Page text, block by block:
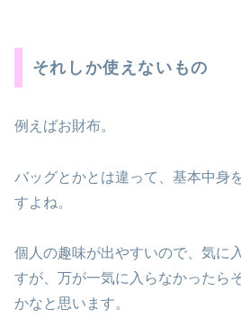
それしか使えないもの
例えばお財布。
バッグとかとは違って、基本中身
すよね。
個人の趣味が出やすいので、気に
すが、万が一気に入らなかったら
かなと思います。